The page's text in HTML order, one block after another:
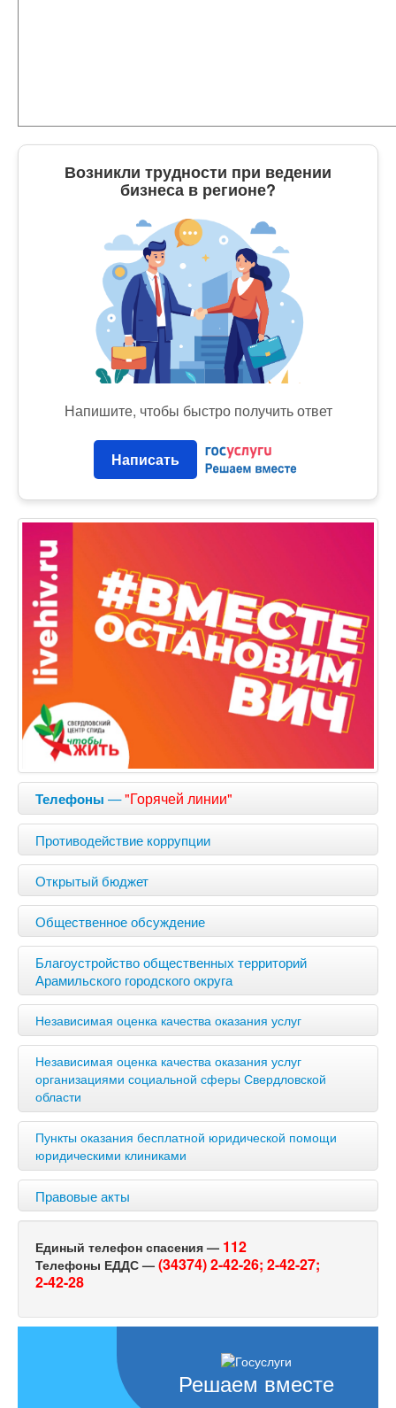
Возникли трудности при ведении
бизнеса в регионе?
Напишите, чтобы быстро получить ответ
Написать
Телефоны —"Горячей линии"
Противодействие коррупции
Открытый бюджет
Общественное обсуждение
Благоустройство общественных территорий
Арамильского городского округа
Независимая оценка качества оказания услуг
Независимая оценка качества оказания услуг
организациями социальной сферы Свердловской
области
Пункты оказания бесплатной юридической помощи
юридическими клиниками
Правовые акты
Единый телефон спасения — 112
Телефоны ЕДДС — (34374) 2-42-26; 2-42-27;
2-42-28
Решаем вместе